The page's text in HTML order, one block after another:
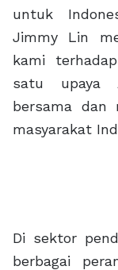
untuk
Jimmy Lin
kami
satu upaya
bersama dan
masyarakat
Di sektor
berbagai